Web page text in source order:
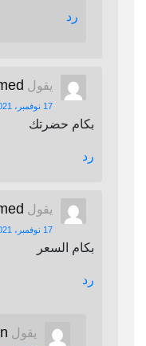
رد
يقول
17 نوفمبر، 2021 الساعة 1:24 م
بكام حضرتك
رد
يقول
17 نوفمبر، 2021 الساعة 1:29 م
بكام السعر
رد
يقول